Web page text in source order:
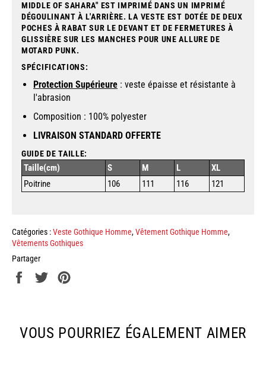
MIDDLE OF SAHARA" EST IMPRIMÉ DANS UN IMPRIMÉ
DÉGOULINANT À L'ARRIÈRE. LA VESTE EST DOTÉE DE DEUX
POCHES À RABAT SUR LE DEVANT ET DE FERMETURES À
GLISSIÈRE SUR LES MANCHES POUR UNE ALLURE DE
MOTARD PUNK.
SPÉCIFICATIONS:
Protection Supérieure : veste épaisse et résistante à
l'abrasion
Composition : 100% polyester
LIVRAISON STANDARD OFFERTE
GUIDE DE TAILLE:
Taille(cm) S M L
XL
Poitrine
106 111 116 121
Catégories :Veste Gothique Homme,Vêtement Gothique Homme,
Vêtements Gothiques
Partager
PartagerTweeter
VOUS POURRIEZ ÉGALEMENT AIMER